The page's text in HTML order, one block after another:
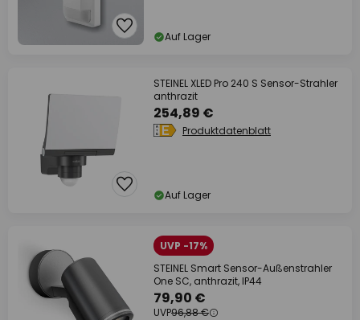
Auf Lager
STEINEL XLED Pro 240 S Sensor-Strahler
anthrazit
254,89 €
Produktdatenblatt
Auf Lager
UVP -17%
STEINEL Smart Sensor-Außenstrahler
One SC, anthrazit, IP44
79,90 €
UVP96,88 €